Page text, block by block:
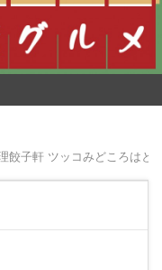
餃子軒 ツッコみどころはと